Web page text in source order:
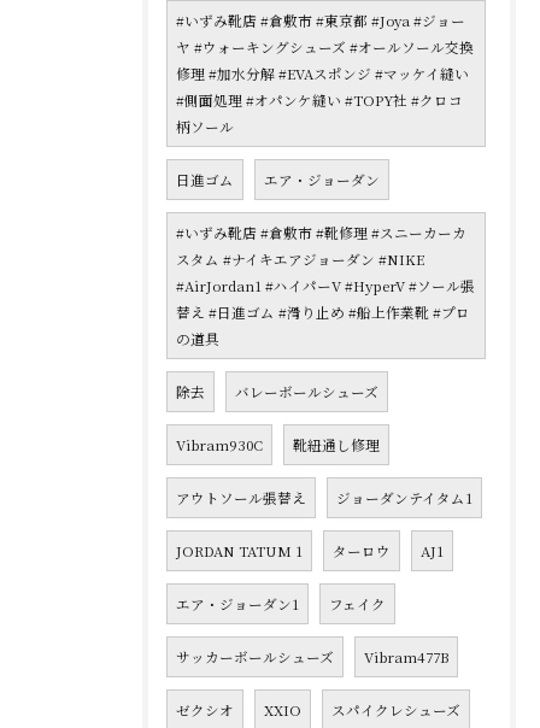
#いずみ靴店 #倉敷市 #東京都 #Joya #ジョー
ヤ #ウォーキングシューズ #オールソール交換
修理 #加水分解 #EVAスポンジ #マッケイ縫い
#側面処理 #オパンケ縫い #TOPY社 #クロコ
柄ソール
日進ゴム エア・ジョーダン
#いずみ靴店 #倉敷市 #靴修理 #スニーカーカ
スタム #ナイキエアジョーダン #NIKE
#AirJordan1 #ハイパーV #HyperV #ソール張
替え #日進ゴム #滑り止め #船上作業靴 #プロ
の道具
除去 バレーボールシューズ
Vibram930C 靴紐通し修理
アウトソール張替え ジョーダンテイタム1
JORDAN TATUM 1 ターロウ AJ1
エア・ジョーダン1 フェイク
サッカーボールシューズ Vibram477B
ゼクシオ XXIO スパイクレシューズ